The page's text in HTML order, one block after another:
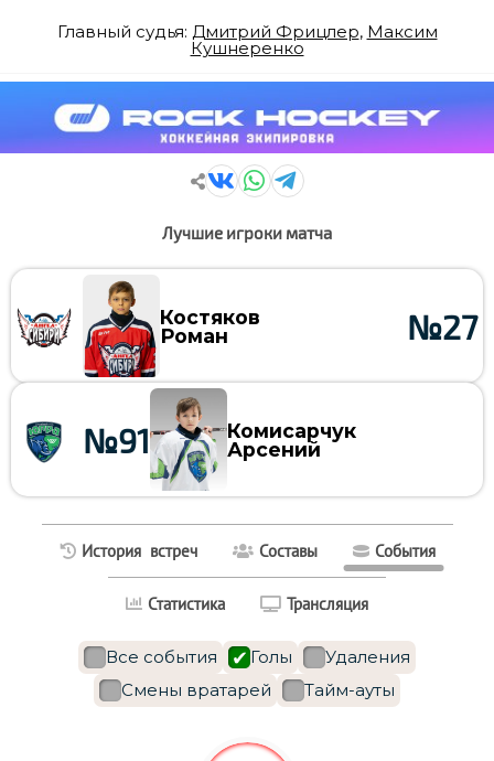
Главный судья: Дмитрий Фрицлер, Максим
Кушнеренко
Лучшие игроки матча
Костяков
Роман
№27
Комисарчук
Арсений
№91
История встреч Составы События
Статистика Трансляция
Все события Голы
Удаления
Смены вратарей
Тайм-ауты